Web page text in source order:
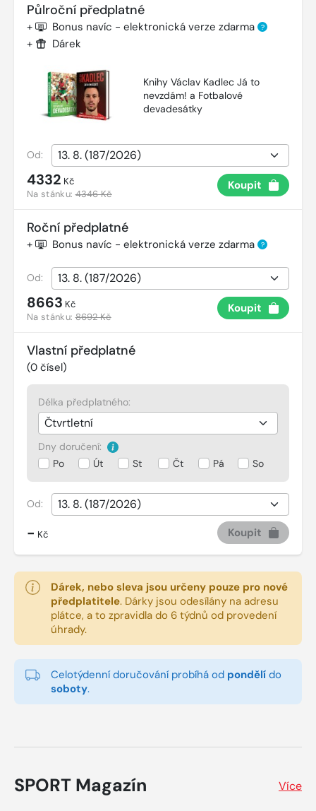
Půlroční předplatné
+ Bonus navíc - elektronická verze zdarma ?
+ Dárek
Knihy Václav Kadlec Já to
nevzdám! a Fotbalové
devadesátky
Od:
4332 Kč
Na stánku:4346 Kč
Koupit
Roční předplatné
+ Bonus navíc - elektronická verze zdarma ?
Od:
8663 Kč
Na stánku:8692 Kč
Koupit
Vlastní předplatné
(0 čísel)
Délka předplatného:
Dny doručení:
Po
Út St Čt Pá So
Od:
- Kč Koupit
Dárek, nebo sleva jsou určeny pouze pro nové
předplatitele. Dárky jsou odesílány na adresu
plátce, a to zpravidla do 6 týdnů od provedení
úhrady.
Celotýdenní doručování probíhá od pondělí do
soboty.
SPORT Magazín Více